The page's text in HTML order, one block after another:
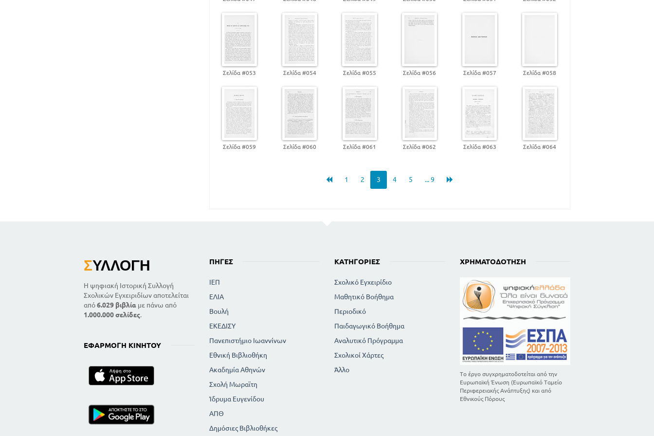
Σελίδα #053 Σελίδα #054 Σελίδα #055 Σελίδα #056 Σελίδα #057 Σελίδα #058
Σελίδα #059 Σελίδα #060 Σελίδα #061 Σελίδα #062 Σελίδα #063 Σελίδα #064
1 2 3 4 5 ... 9
ΣΥΛΛΟΓΉ
Η ψηφιακή Ιστορική Συλλογή
Σχολικών Εγχειριδίων αποτελείται
από6.029 βιβλία με πάνω από
1.000.000 σελίδες.
ΕΦΑΡΜΟΓΉ ΚΙΝΗΤΟΎ
ΠΗΓΈΣ
ΙΕΠ
ΕΛΙΑ
Βουλή
ΕΚΕΔΙΣΥ
Πανεπιστήμιο Ιωαννίνων
Εθνική Βιβλιοθήκη
Ακαδημία Αθηνών
Σχολή Μωραϊτη
Ίδρυμα Ευγενίδου
ΑΠΘ
Δημόσιες Βιβλιοθήκες
ΚΑΤΗΓΟΡΊΕΣ
Σχολικό Εγχειρίδιο
Μαθητικό Βοήθημα
Περιοδικό
Παιδαγωγικό Βοήθημα
Αναλυτικό Πρόγραμμα
Σχολικοί Χάρτες
Άλλο
ΧΡΗΜΑΤΟΔΌΤΗΣΗ
Το έργο συγχρηματοδοτείται από την
Ευρωπαϊκή Ένωση (Ευρωπαϊκό Ταμείο
Περιφερειακής Ανάπτυξης) και από
Εθνικούς Πόρους